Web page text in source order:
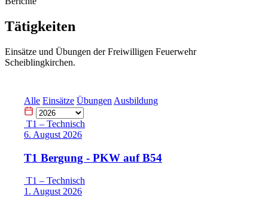
Tätigkeiten
Einsätze und Übungen der Freiwilligen Feuerwehr
Scheiblingkirchen.
Alle Einsätze Übungen Ausbildung
T1 – Technisch
6. August 2026
T1 Bergung - PKW auf B54
T1 – Technisch
1. August 2026